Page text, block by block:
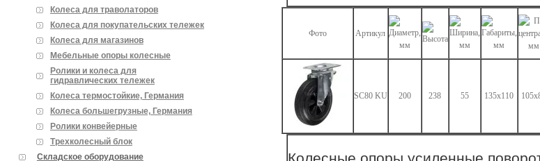
Колеса для траволаторов
Колеса для покупательских тележек
Колеса для магазинов
Мебельные опоры колесные
Ролики и колеса для
гидравлических тележек
Колеса термостойкие, Германия
Колеса большегрузные, Германия
Ролики конвейерные
Трехколесный блок
Складское оборудование
Фото Артикул
SC80 KU 200 238 55 135х110